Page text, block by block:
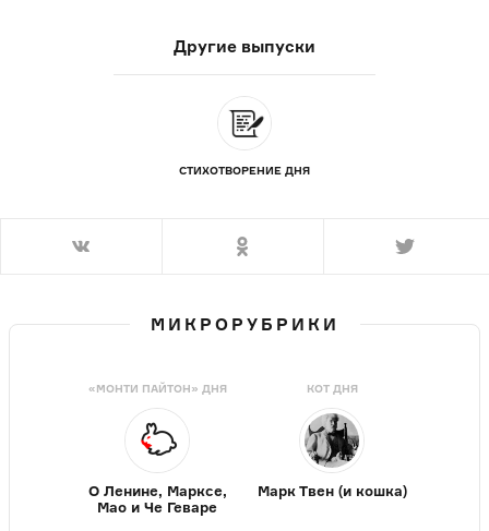
Другие выпуски
СТИХОТВОРЕНИЕ ДНЯ
МИКРОРУБРИКИ
«МОНТИ ПАЙТОН» ДНЯ
О Ленине, Марксе,
Мао и Че Геваре
КОТ ДНЯ
Марк Твен (и кошка)